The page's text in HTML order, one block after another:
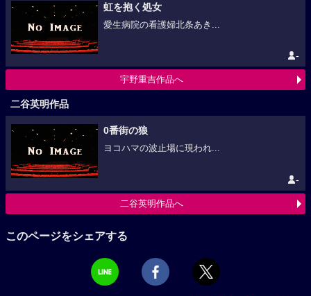
虹を抱く処女
愛生病院の看護婦北条あき...
-
宇野重吉作品へ
二谷英明作品
0番街の狼
ヨコハマの波止場に現われ...
-
二谷英明作品へ
このページをシェアする